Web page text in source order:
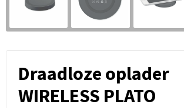
Draadloze oplader
WIRELESS PLATO